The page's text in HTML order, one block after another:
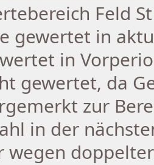
Feld
gewertet in
in
gewertet, da
zur
in der
wegen